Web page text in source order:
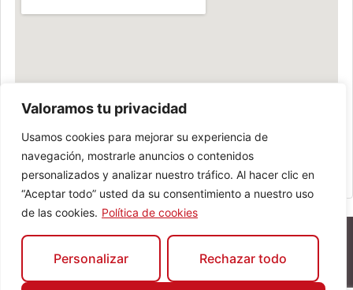
Valoramos tu privacidad
Usamos cookies para mejorar su experiencia de
navegación, mostrarle anuncios o contenidos
personalizados y analizar nuestro tráfico. Al hacer clic en
“Aceptar todo” usted da su consentimiento a nuestro uso
de las cookies. Política de cookies
Personalizar Rechazar todo